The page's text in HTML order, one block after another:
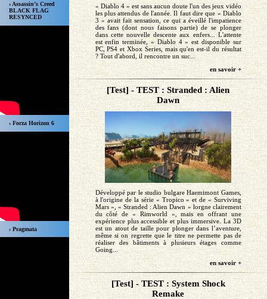
› Assassin’s Creed
BLACK FLAG
RESYNCED
› Forza Horizon 6
› Pragmata
« Diablo 4 » est sans aucun doute l'un des jeux vidéo
les plus attendus de l'année. Il faut dire que « Diablo
3 » avait fait sensation, ce qui a éveillé l'impatience
des fans (dont nous faisons partie) de se plonger
dans cette nouvelle descente aux enfers... L'attente
est enfin terminée, « Diablo 4 » est disponible sur
PC, PS4 et Xbox Series, mais qu'en est-il du résultat
? Tout d'abord, il rencontre un suc...
en savoir +
[Test] - TEST : Stranded : Alien
Dawn
Développé par le studio bulgare Haemimont Games,
à l'origine de la série « Tropico » et de « Surviving
Mars », « Stranded : Alien Dawn » lorgne clairement
du côté de « Rimworld », mais en offrant une
expérience plus accessible et plus immersive. La 3D
est un atout de taille pour plonger dans l’aventure,
même si on regrette que le titre ne permette pas de
réaliser des bâtiments à plusieurs étages comme
Going...
en savoir +
[Test] - TEST : System Shock
Remake